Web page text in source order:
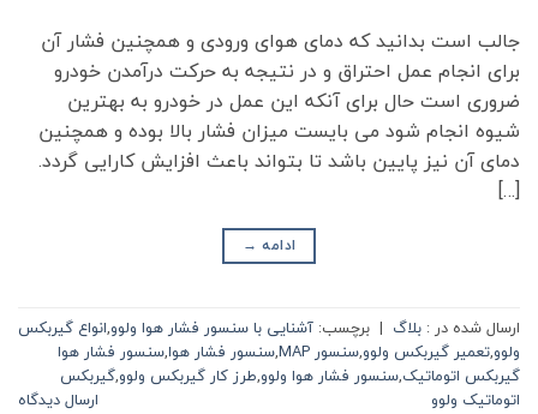
جالب است بدانید که دمای هوای ورودی و همچنین فشار آن
برای انجام عمل احتراق و در نتیجه به حرکت درآمدن خودرو
ضروری است حال برای آنکه این عمل در خودرو به بهترین
شیوه انجام شود می بایست میزان فشار بالا بوده و همچنین
دمای آن نیز پایین باشد تا بتواند باعث افزایش کارایی گردد.
[…]
ادامه →
ارسال شده در : بلاگ | برچسب: آشنایی با سنسور فشار هوا ولوو,انواع گیربکس
ولوو,تعمیر گیربکس ولوو,سنسور MAP ,سنسور فشار هوا,سنسور فشار هوا
گیربکس اتوماتیک,سنسور فشار هوا ولوو,طرز کار گیربکس ولوو,گیربکس
اتوماتیک ولوو
ارسال دیدگاه